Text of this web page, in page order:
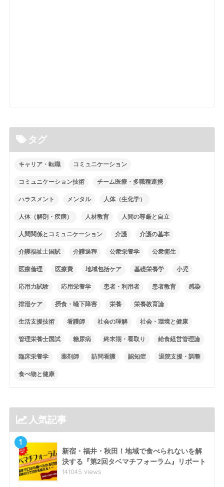
タグ
キャリア・転職 コミュニケーション
コミュニケーション技術 チーム医療・多職種連携
ハラスメント メンタル 人体（生化学）
人体（解剖・疾病） 人材教育 人間の尊厳と自立
人間関係とコミュニケーション 介護 介護の基本
介護福祉士国試 介護過程 公衆栄養学 公衆衛生
医療倫理 医療費 地域包括ケア 基礎栄養学 小児
応用力試験 応用栄養学 患者・利用者 患者教育 感染
排泄ケア 摂食・嚥下障害 栄養 栄養教育論
生活支援技術 看護師 社会の理解 社会・環境と健康
管理栄養士国試 糖尿病 終末期・看取り 給食経営管理論
臨床栄養学 薬剤師 訪問看護 認知症 退院支援・調整
食べ物と健康
人気記事
1
新宿・福井・秋田！地域で食べられないを解
決する『第2回タベマチフォーラム』リポート
141045 views